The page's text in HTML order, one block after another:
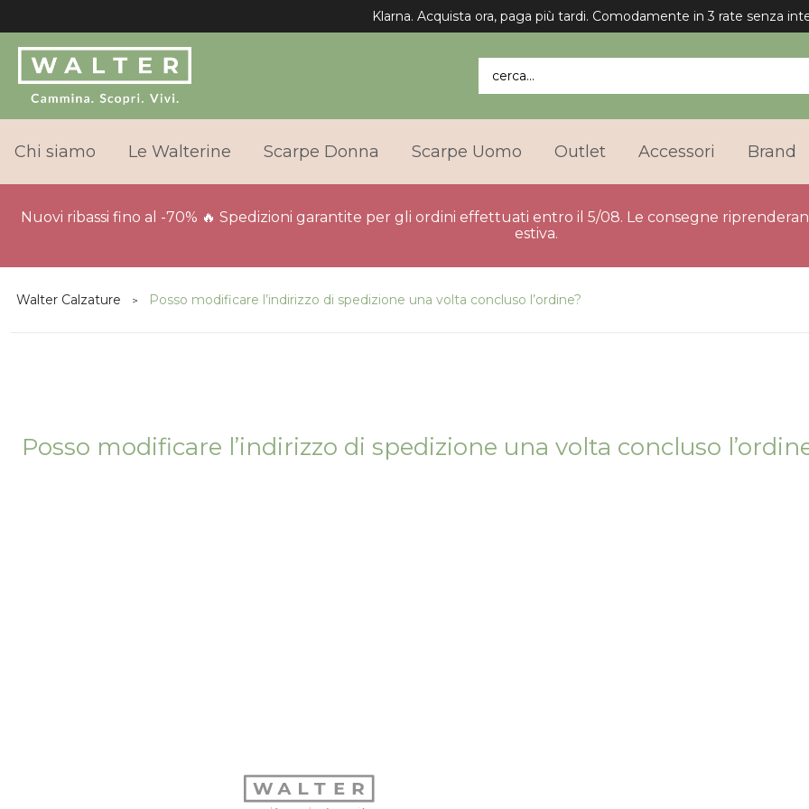
Klarna. Acquista ora, paga più tardi. Comodamente in 3 rate senza
cerca...
Chi siamo Le Walterine Scarpe Donna Scarpe Uomo Outlet Accessori Brand
Nuovi ribassi fino al -70% 🔥 Spedizioni garantite per gli ordini effettuati entro il 5/08. Le consegne
estiva.
Walter Calzature Posso modificare l’indirizzo di spedizione una volta concluso l’ordine?
Posso modificare l’indirizzo di spedizione una volta concluso